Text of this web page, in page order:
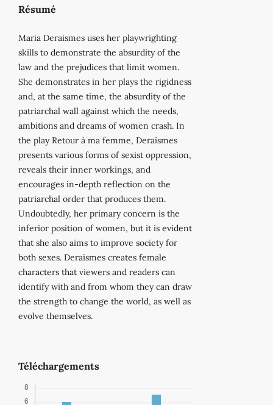
Résumé
Maria Deraismes uses her playwrighting
skills to demonstrate the absurdity of the
law and the prejudices that limit women.
She demonstrates in her plays the rigidness
and, at the same time, the absurdity of the
patriarchal wall against which the needs,
ambitions and dreams of women crash. In
the play Retour à ma femme, Deraismes
presents various forms of sexist oppression,
reveals their inner workings, and
encourages in-depth reflection on the
patriarchal order that produces them.
Undoubtedly, her primary concern is the
inferior position of women, but it is evident
that she also aims to improve society for
both sexes. Deraismes creates female
characters that viewers and readers can
identify with and from whom they can draw
the strength to change the world, as well as
evolve themselves.
Téléchargements